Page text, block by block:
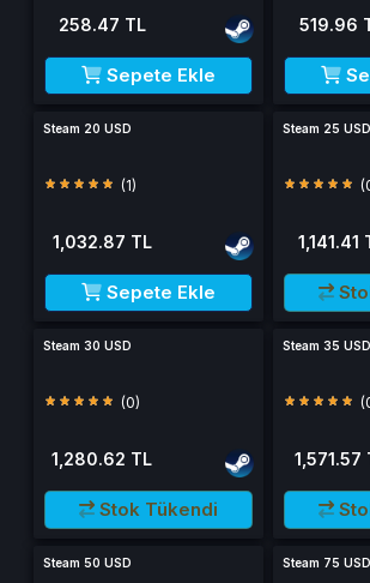
258.47 TL
Sepete Ekle
519.96
Steam 20 USD
(1)
1,032.87 TL
Sepete Ekle
Steam 25 USD
1,141.41
Steam 30 USD
(0)
1,280.62 TL
Stok Tükendi
Steam 35 USD
1,571.57
Steam 50 USD Steam 75 USD